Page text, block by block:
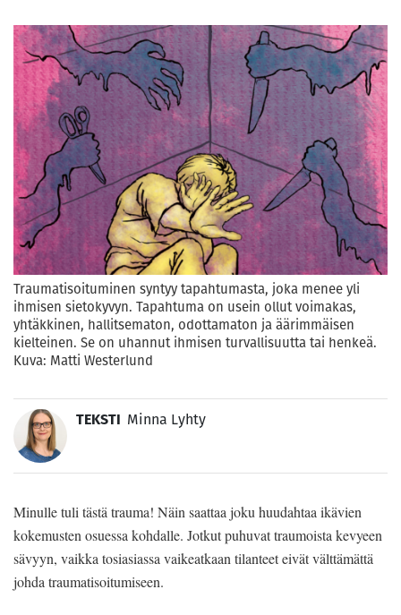
Traumatisoituminen syntyy tapahtumasta, joka menee yli
ihmisen sietokyvyn. Tapahtuma on usein ollut voimakas,
yhtäkkinen, hallitsematon, odottamaton ja äärimmäisen
kielteinen. Se on uhannut ihmisen turvallisuutta tai henkeä.
Kuva: Matti Westerlund
TEKSTI Minna Lyhty
Minulle tuli tästä trauma! Näin saattaa joku huudahtaa ikävien
kokemusten osuessa kohdalle. Jotkut puhuvat traumoista kevyeen
sävyyn, vaikka tosiasiassa vaikeatkaan tilanteet eivät välttämättä
johda traumatisoitumiseen.